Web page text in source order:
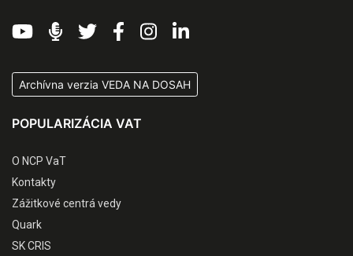
Archívna verzia VEDA NA DOSAH
POPULARIZÁCIA VAT
O NCP VaT
Kontakty
Zážitkové centrá vedy
Quark
SK CRIS